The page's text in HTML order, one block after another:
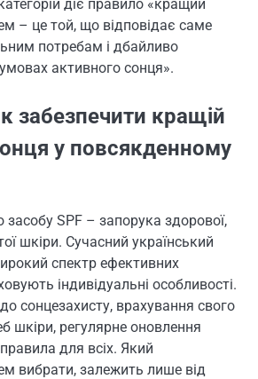
діє правило «кращий
– це той, що відповідає саме
потребам і дбайливо
активного сонця».
забезпечити кращій
у повсякденному
засобу SPF – запорука здорової,
шкіри. Сучасний український
спектр ефективних
індивідуальні особливості.
сонцезахисту, врахування свого
шкіри, регулярне оновлення
для всіх. Який
вибрати, залежить лише від